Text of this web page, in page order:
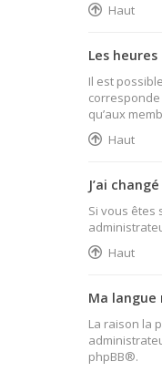
Haut
Les
Il est
corresponde
qu’aux
Haut
J’ai
Si vous êtes
Haut
Ma langue
La raison la
phpBB®.